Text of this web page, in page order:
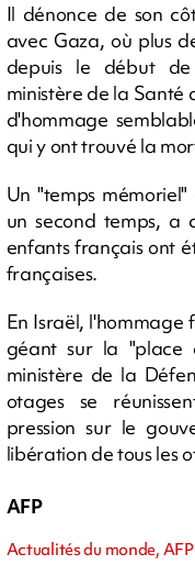
Il dénonce de son
avec Gaza, où plus
depuis le début de
ministère de la Santé
d'hommage
qui y ont trouvé la
Un "temps
un second temps, a
enfants français ont
françaises.
En Israël, l'hommage
géant sur la "place
ministère de la
otages se
pression sur le
libération de tous les
AFP
Actualités du monde, AFP